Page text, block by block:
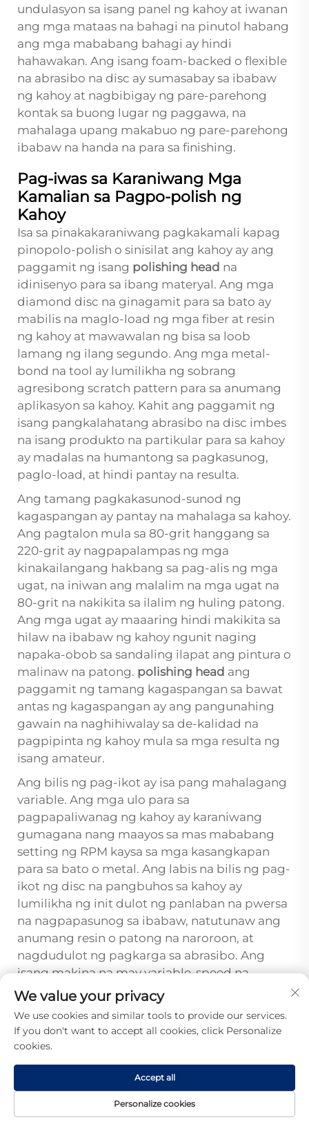
undulasyon sa isang panel ng kahoy at iwanan
ang mga mataas na bahagi na pinutol habang
ang mga mababang bahagi ay hindi
hahawakan. Ang isang foam-backed o flexible
na abrasibo na disc ay sumasabay sa ibabaw
ng kahoy at nagbibigay ng pare-parehong
kontak sa buong lugar ng paggawa, na
mahalaga upang makabuo ng pare-parehong
ibabaw na handa na para sa finishing.
Pag-iwas sa Karaniwang Mga
Kamalian sa Pagpo-polish ng
Kahoy
Isa sa pinakakaraniwang pagkakamali kapag
pinopolo-polish o sinisilat ang kahoy ay ang
paggamit ng isang polishing head na
idinisenyo para sa ibang materyal. Ang mga
diamond disc na ginagamit para sa bato ay
mabilis na maglo-load ng mga fiber at resin
ng kahoy at mawawalan ng bisa sa loob
lamang ng ilang segundo. Ang mga metal-
bond na tool ay lumilikha ng sobrang
agresibong scratch pattern para sa anumang
aplikasyon sa kahoy. Kahit ang paggamit ng
isang pangkalahatang abrasibo na disc imbes
na isang produkto na partikular para sa kahoy
ay madalas na humantong sa pagkasunog,
paglo-load, at hindi pantay na resulta.
Ang tamang pagkakasunod-sunod ng
kagaspangan ay pantay na mahalaga sa kahoy.
Ang pagtalon mula sa 80-grit hanggang sa
220-grit ay nagpapalampas ng mga
kinakailangang hakbang sa pag-alis ng mga
ugat, na iniwan ang malalim na mga ugat na
80-grit na nakikita sa ilalim ng huling patong.
Ang mga ugat ay maaaring hindi makikita sa
hilaw na ibabaw ng kahoy ngunit naging
napaka-obob sa sandaling ilapat ang pintura o
malinaw na patong. polishing head ang
paggamit ng tamang kagaspangan sa bawat
antas ng kagaspangan ay ang pangunahing
gawain na naghihiwalay sa de-kalidad na
pagpipinta ng kahoy mula sa mga resulta ng
isang amateur.
Ang bilis ng pag-ikot ay isa pang mahalagang
variable. Ang mga ulo para sa
pagpapaliwanag ng kahoy ay karaniwang
gumagana nang maayos sa mas mababang
setting ng RPM kaysa sa mga kasangkapan
para sa bato o metal. Ang labis na bilis ng pag-
ikot ng disc na pangbuhos sa kahoy ay
lumilikha ng init dulot ng panlaban na pwersa
na nagpapasunog sa ibabaw, natutunaw ang
anumang resin o patong na naroroon, at
nagdudulot ng pagkarga sa abrasibo. Ang
isang makina na may variable-speed na
itinakda sa inirerekomendang bilis ng
tagagawa para sa tiyak na ulo na ginagamit ay
nagbibigay ng pinakapantay at walang
pinsalang resulta sa kahoy.
Madalas Itanong
Maaari bang gamitin ang parehong
ulo para sa pagpapaliwanag sa iba't
We value your privacy
We use cookies and similar tools to provide our services.
If you don't want to accept all cookies, click Personalize
cookies.
Personalize cookies
Accept all